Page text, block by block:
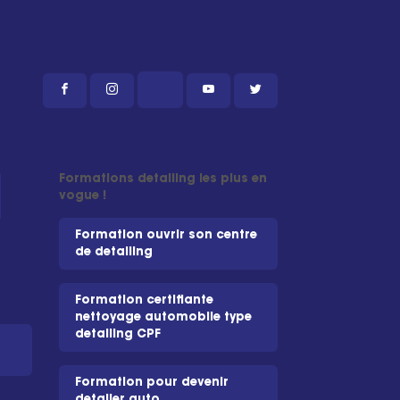
Formations detailing les plus en
vogue !
Formation ouvrir son centre
de detailing
Formation certifiante
nettoyage automobile type
detailing CPF
Formation pour devenir